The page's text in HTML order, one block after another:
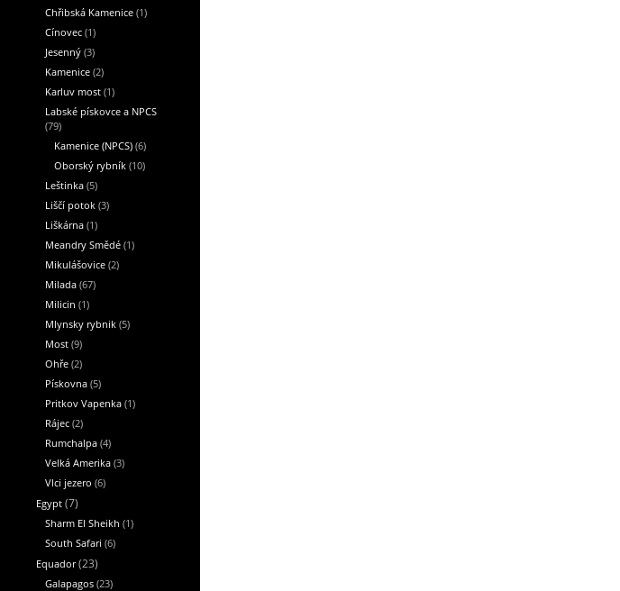
Chřibská Kamenice (1)
Cínovec (1)
Jesenný (3)
Kamenice (2)
Karluv most (1)
Labské pískovce a NPCS
(79)
Kamenice (NPCS) (6)
Oborský rybník (10)
Leštinka (5)
Liščí potok (3)
Liškárna (1)
Meandry Smědé (1)
Mikulášovice (2)
Milada (67)
Milicin (1)
Mlynsky rybnik (5)
Most (9)
Ohře (2)
Pískovna (5)
Pritkov Vapenka (1)
Rájec (2)
Rumchalpa (4)
Velká Amerika (3)
Vlci jezero (6)
Egypt (7)
Sharm El Sheikh (1)
South Safari (6)
Equador(23)
Galapagos (23)